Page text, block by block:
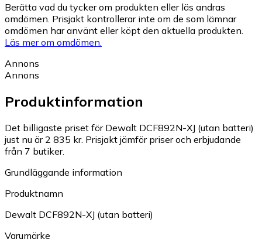
Berätta vad du tycker om produkten eller läs andras
omdömen. Prisjakt kontrollerar inte om de som lämnar
omdömen har använt eller köpt den aktuella produkten.
Läs mer om omdömen.
Annons
Annons
Produktinformation
Det billigaste priset för Dewalt DCF892N-XJ (utan batteri)
just nu är 2 835 kr. Prisjakt jämför priser och erbjudande
från 7 butiker.
Grundläggande information
Produktnamn
Dewalt DCF892N-XJ (utan batteri)
Varumärke